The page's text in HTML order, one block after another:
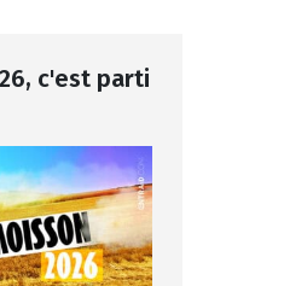
c'est parti